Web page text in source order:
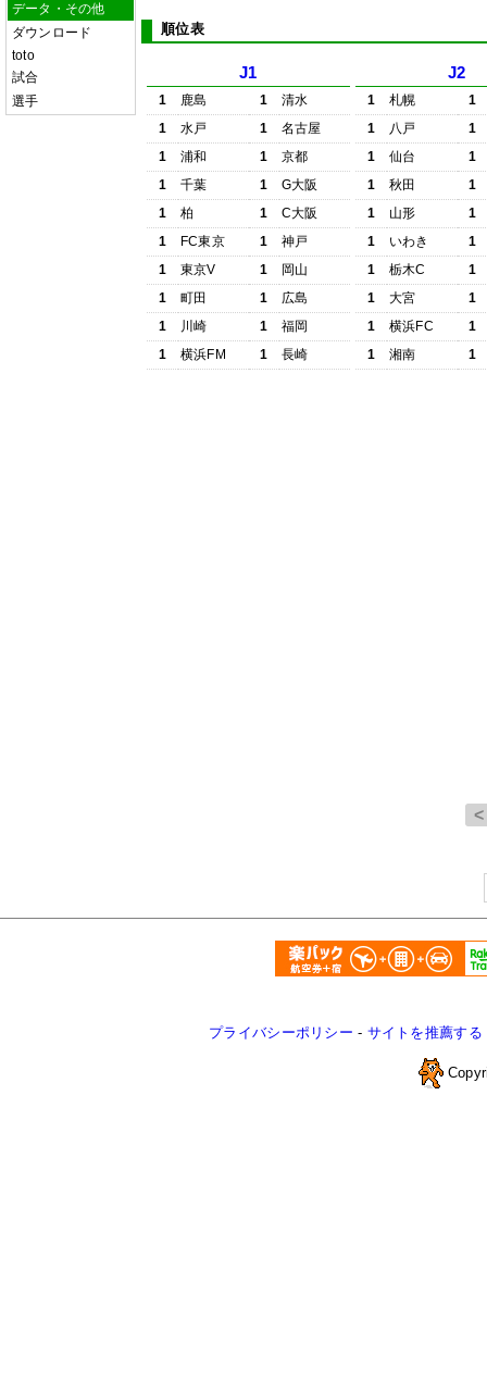
データ・その他
ダウンロード
toto
試合
選手
順位表
J1
1 鹿島 1
清水
1
水戸 1
名古屋
1
浦和 1
京都
1
千葉 1
G大阪
1
柏 1
C大阪
1
FC東京 1
神戸
1
東京V 1
岡山
1
町田 1
広島
1
川崎 1
福岡
1
横浜FM 1 長崎
J2
1 札幌
1
1
八戸
1
1
仙台
1
1
秋田
1
1
山形
1
1
いわき
1
1
栃木C
1
1
大宮
1
1
横浜FC
1
1
湘南 1
プライバシーポリシー - サイトを推薦する